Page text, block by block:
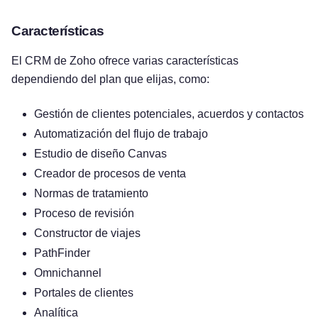
Características
El CRM de Zoho ofrece varias características
dependiendo del plan que elijas, como:
Gestión de clientes potenciales, acuerdos y contactos
Automatización del flujo de trabajo
Estudio de diseño Canvas
Creador de procesos de venta
Normas de tratamiento
Proceso de revisión
Constructor de viajes
PathFinder
Omnichannel
Portales de clientes
Analítica